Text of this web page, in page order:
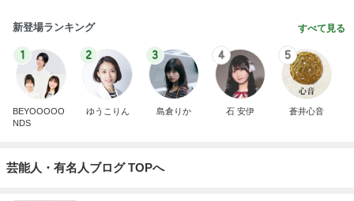
新登場ランキング すべて見る
1
BEYOOOOO
NDS
2
ゆうこりん
3
島倉りか
4
石 安伊
5
蒼井心音
芸能人・有名人ブログ TOPへ